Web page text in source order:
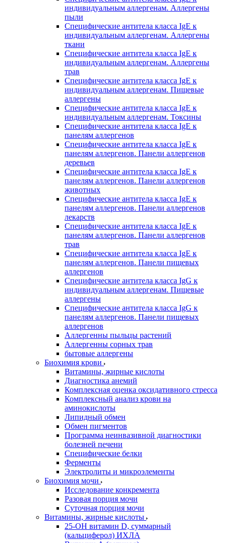
индивидуальным аллергенам. Аллергены
пыли
Специфические антитела класса IgE к
индивидуальным аллергенам. Аллергены
ткани
Специфические антитела класса IgE к
индивидуальным аллергенам. Аллергены
трав
Специфические антитела класса IgE к
индивидуальным аллергенам. Пищевые
аллергены
Специфические антитела класса IgE к
индивидуальным аллергенам. Токсины
Специфические антитела класса IgE к
панелям аллергенов
Специфические антитела класса IgE к
панелям аллергенов. Панели аллергенов
деревьев
Специфические антитела класса IgE к
панелям аллергенов. Панели аллергенов
животных
Специфические антитела класса IgE к
панелям аллергенов. Панели аллергенов
лекарств
Специфические антитела класса IgE к
панелям аллергенов. Панели аллергенов
трав
Специфические антитела класса IgE к
панелям аллергенов. Панели пищевых
аллергенов
Специфические антитела класса IgG к
индивидуальным аллергенам. Пищевые
аллергены
Специфические антитела класса IgG к
панелям аллергенов. Панели пищевых
аллергенов
Аллергенны пыльцы растений
Аллергенны сорных трав
бытовые аллергены
Биохимия крови
Витамины, жирные кислоты
Диагностика анемий
Комплексная оценка оксидативного стресса
Комплексный анализ крови на
аминокислоты
Липидный обмен
Обмен пигментов
Программа неинвазивной диагностики
болезней печени
Специфические белки
Ферменты
Электролиты и микроэлементы
Биохимия мочи
Исследование конкремента
Разовая порция мочи
Суточная порция мочи
Витамины, жирные кислоты
25-OH витамин D, суммарный
(кальциферол) ИХЛА